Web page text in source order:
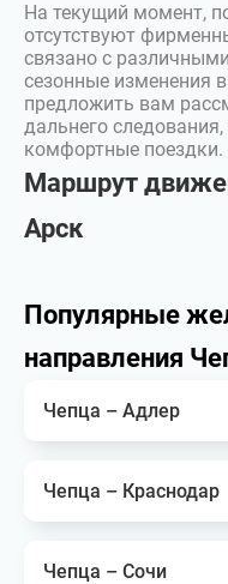
На текущий момент,
отсутствуют
связано с
сезонные изменения
предложить вам
дальнего
комфортные поездки.
Маршрут
Арск
Популярные
направления
Чепца – Адлер
Чепца – Краснодар
Чепца – Сочи